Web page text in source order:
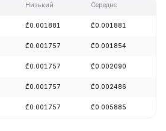
Низький Середнє
₾0.001881 ₾0.001881
₾0.001757 ₾0.001854
₾0.001757 ₾0.002090
₾0.001757 ₾0.002486
₾0.001757 ₾0.005885